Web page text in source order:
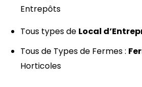
Entrepôts
Tous types de Local
Tous de Types de Fermes :
Horticoles